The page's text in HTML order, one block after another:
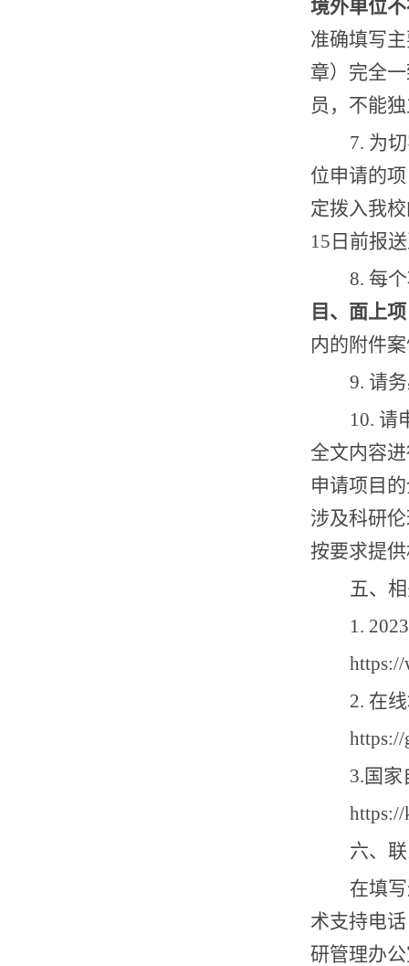
境外单位
准确填写
章）完全
员，不能
7. 为
位申请的
定拨入我
15 日前报
8. 每
目、面上
内的附件
9. 请
10. 请
全文内容
申请项目
涉及科研
按要求提
五、
1. 2023
https://
2. 在
https://
3.国
https://
六、
在填
术支持电
研管理办